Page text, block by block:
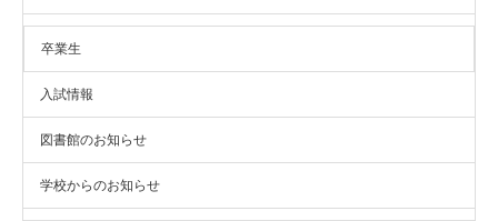
卒業生
入試情報
図書館のお知らせ
学校からのお知らせ